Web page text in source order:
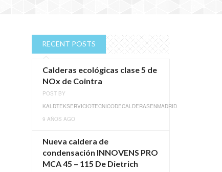
RECENT POSTS
Calderas ecológicas clase 5 de
NOx de Cointra
POST BY
KALDTEKSERVICIOTECNICODECALDERASENMADRID
9 AÑOS AGO
Nueva caldera de
condensación INNOVENS PRO
MCA 45 – 115 De Dietrich